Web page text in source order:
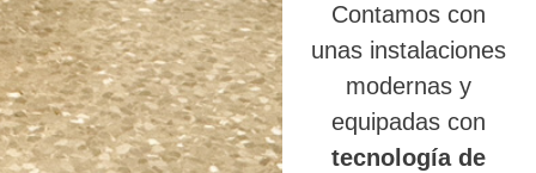
Contamos con
unas instalaciones
modernas y
equipadas con
tecnología de